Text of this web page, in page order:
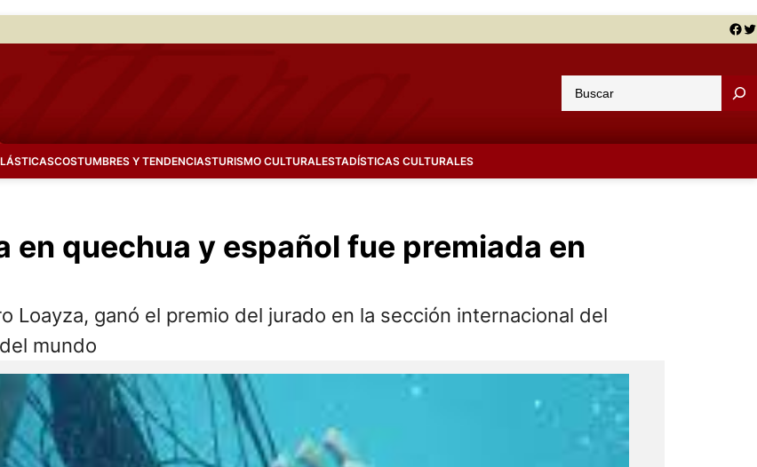
Facebook Twitter
u
a
COSTUMBRES Y TENDENCIASTURISMO CULTURALESTADÍSTICAS CULTURALES
en quechua y español fue premiada en
Loayza, ganó el premio del jurado en la sección internacional del
mundo